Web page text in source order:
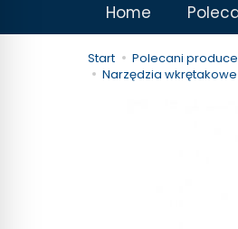
Home
Start Polecani
Narzędzia